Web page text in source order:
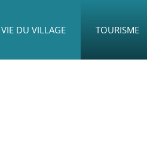
VIE DU VILLAGE TOURISME